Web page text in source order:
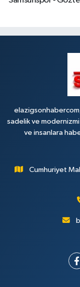
sadelik ve modernizmi
ve insanlara
Cumhuriyet